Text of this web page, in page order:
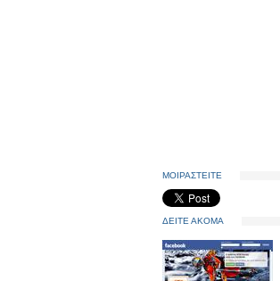
ΜΟΙΡΑΣΤΕΙΤΕ
ΔΕΙΤΕ ΑΚΟΜΑ